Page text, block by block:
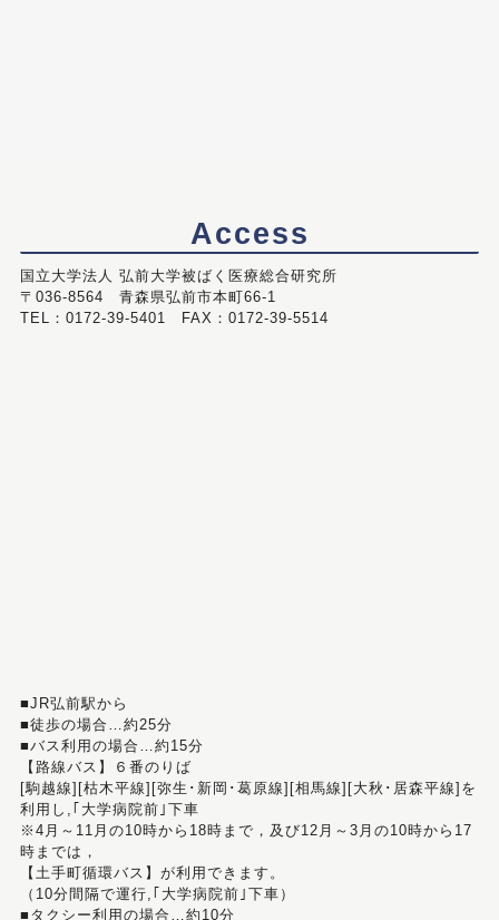
Access
国立大学法人 弘前大学被ばく医療総合研究所
〒036-8564 青森県弘前市本町66-1
TEL：0172-39-5401 FAX：0172-39-5514
■JR弘前駅から
■徒歩の場合…約25分
■バス利用の場合…約15分
【路線バス】６番のりば
[駒越線][枯木平線][弥生･新岡･葛原線][相馬線][大秋･居森平線]を
利用し,｢大学病院前｣下車
※4月～11月の10時から18時まで，及び12月～3月の10時から17
時までは，
【土手町循環バス】が利用できます。
（10分間隔で運行,｢大学病院前｣下車）
■タクシー利用の場合…約10分